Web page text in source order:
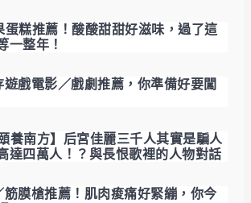
糕推薦！酸酸甜甜好滋味，過了這
一整年！
戲電影／戲劇推薦，你準備好要闖
養南方】后宮佳麗三千人其實是騙人
達四萬人！？與長恨歌裡的人物對話
筋膜槍推薦！肌肉痠痛好緊繃，你今